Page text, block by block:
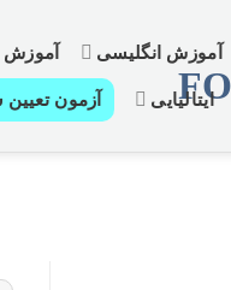
آموزش انگلیسی آموزش
ایتالیایی آزمون